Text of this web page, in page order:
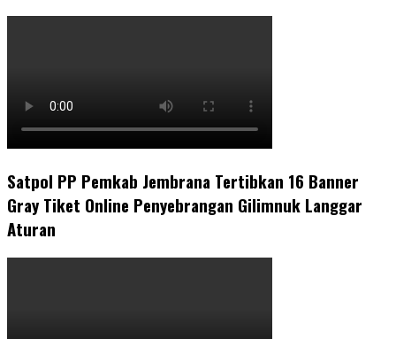
Satpol PP Pemkab Jembrana Tertibkan 16 Banner
Gray Tiket Online Penyebrangan Gilimnuk Langgar
Aturan